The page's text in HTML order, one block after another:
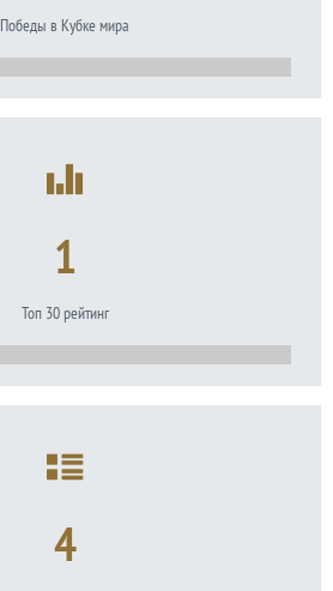
Победы в Кубке мира
1
Топ 30 рейтинг
4